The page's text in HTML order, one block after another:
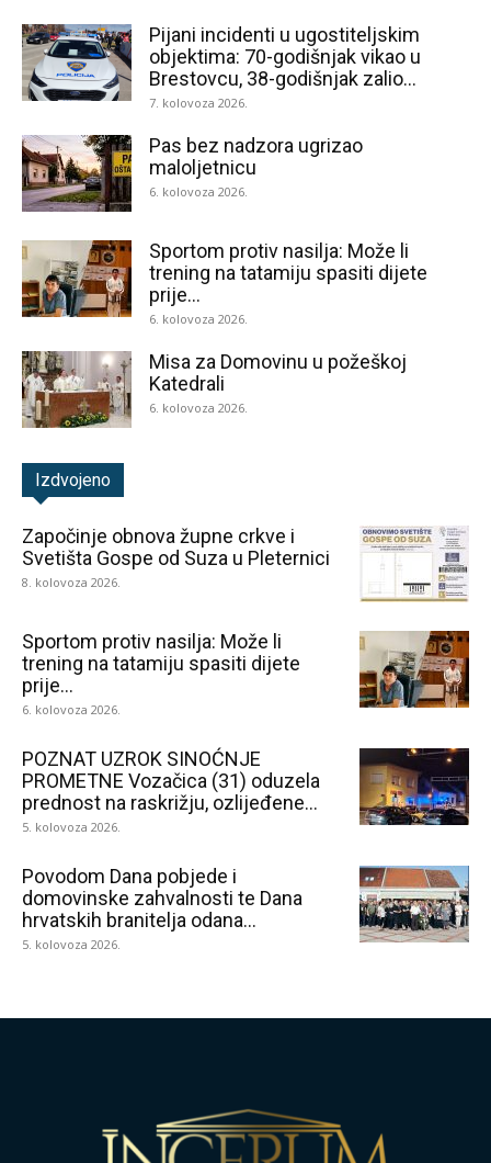
Pijani incidenti u ugostiteljskim
objektima: 70-godišnjak vikao u
Brestovcu, 38-godišnjak zalio...
7. kolovoza 2026.
Pas bez nadzora ugrizao
maloljetnicu
6. kolovoza 2026.
Sportom protiv nasilja: Može li
trening na tatamiju spasiti dijete
prije...
6. kolovoza 2026.
Misa za Domovinu u požeškoj
Katedrali
6. kolovoza 2026.
Izdvojeno
Započinje obnova župne crkve i
Svetišta Gospe od Suza u Pleternici
8. kolovoza 2026.
Sportom protiv nasilja: Može li
trening na tatamiju spasiti dijete
prije...
6. kolovoza 2026.
POZNAT UZROK SINOĆNJE
PROMETNE Vozačica (31) oduzela
prednost na raskrižju, ozlijeđene...
5. kolovoza 2026.
Povodom Dana pobjede i
domovinske zahvalnosti te Dana
hrvatskih branitelja odana...
5. kolovoza 2026.